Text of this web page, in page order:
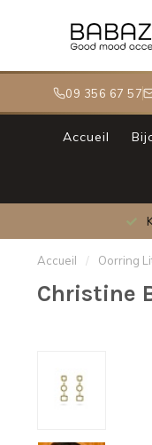
09 356 67 57
Accueil
Accueil / Oorring
Christine